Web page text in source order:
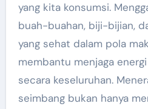
yang kita konsumsi.
buah-buahan, biji-bijian,
yang sehat dalam pola
membantu menjaga
secara keseluruhan.
seimbang bukan hanya